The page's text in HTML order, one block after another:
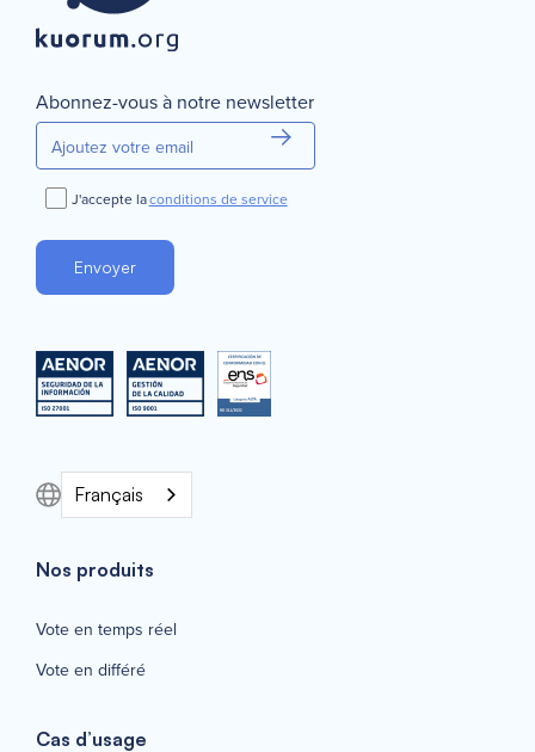
Abonnez-vous à notre newsletter
J'accepte laconditions de service
Français
Nos produits
Vote en temps réel
Vote en différé
Cas d’usage